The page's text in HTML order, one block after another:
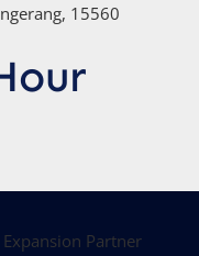
15560
Partner